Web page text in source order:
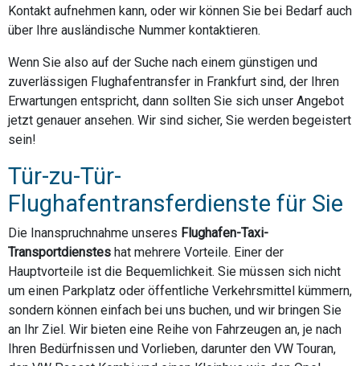
Kontakt aufnehmen kann, oder wir können Sie bei Bedarf auch
über Ihre ausländische Nummer kontaktieren.
Wenn Sie also auf der Suche nach einem günstigen und
zuverlässigen Flughafentransfer in Frankfurt sind, der Ihren
Erwartungen entspricht, dann sollten Sie sich unser Angebot
jetzt genauer ansehen. Wir sind sicher, Sie werden begeistert
sein!
Tür-zu-Tür-
Flughafentransferdienste für Sie
Die Inanspruchnahme unseres Flughafen-Taxi-
Transportdienstes hat mehrere Vorteile. Einer der
Hauptvorteile ist die Bequemlichkeit. Sie müssen sich nicht
um einen Parkplatz oder öffentliche Verkehrsmittel kümmern,
sondern können einfach bei uns buchen, und wir bringen Sie
an Ihr Ziel. Wir bieten eine Reihe von Fahrzeugen an, je nach
Ihren Bedürfnissen und Vorlieben, darunter den VW Touran,